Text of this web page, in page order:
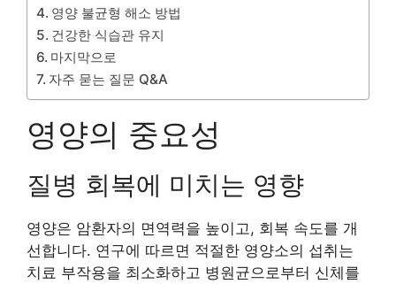
영양 불균형 해소 방법
건강한 식습관 유지
마지막으로
자주 묻는 질문 Q&A
영양의 중요성
질병 회복에 미치는 영향
영양은 암환자의 면역력을 높이고, 회복 속도를 개
선합니다. 연구에 따르면 적절한 영양소의 섭취는
치료 부작용을 최소화하고 병원균으로부터 신체를